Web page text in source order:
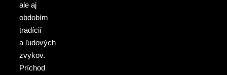
ale aj
obdobím
tradícií
a ľudových
zvykov.
Príchod